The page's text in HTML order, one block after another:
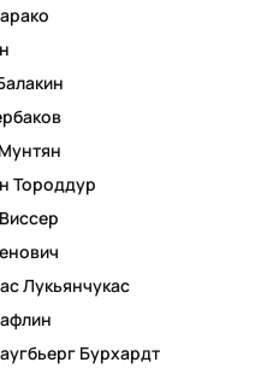
Тороддур
Лукьянчукас
Бурхардт